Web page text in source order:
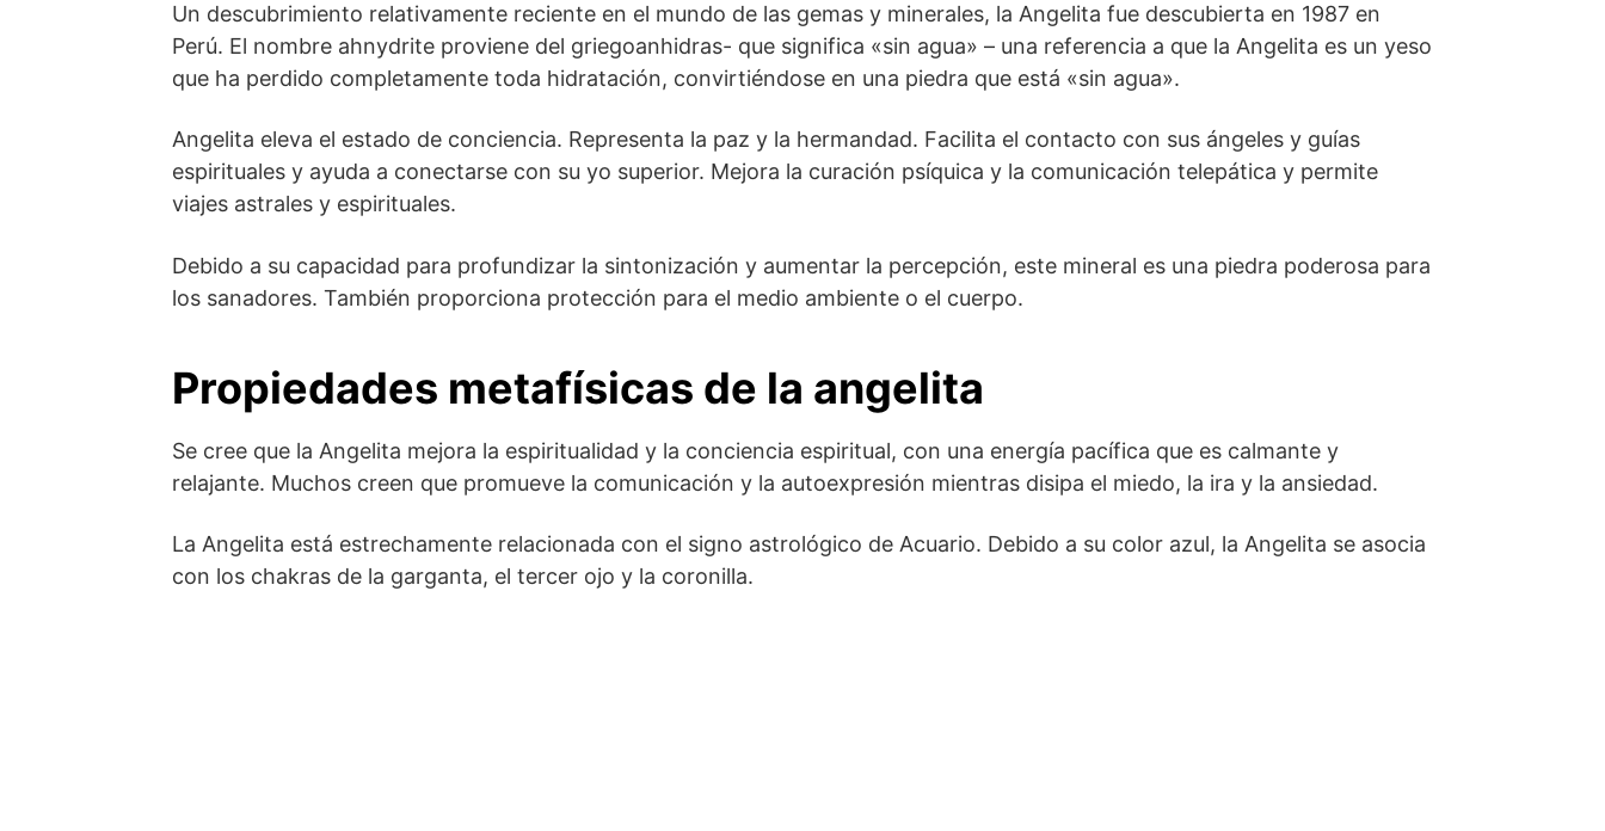
Un descubrimiento relativamente reciente en el mundo de las gemas y minerales, la Angelita fue descubierta en 1987 en
Perú. El nombre ahnydrite proviene del griegoanhidras- que significa «sin agua» – una referencia a que la Angelita es un yeso
que ha perdido completamente toda hidratación, convirtiéndose en una piedra que está «sin agua».
Angelita eleva el estado de conciencia. Representa la paz y la hermandad. Facilita el contacto con sus ángeles y guías
espirituales y ayuda a conectarse con su yo superior. Mejora la curación psíquica y la comunicación telepática y permite
viajes astrales y espirituales.
Debido a su capacidad para profundizar la sintonización y aumentar la percepción, este mineral es una piedra poderosa para
los sanadores. También proporciona protección para el medio ambiente o el cuerpo.
Propiedades metafísicas de la angelita
Se cree que la Angelita mejora la espiritualidad y la conciencia espiritual, con una energía pacífica que es calmante y
relajante. Muchos creen que promueve la comunicación y la autoexpresión mientras disipa el miedo, la ira y la ansiedad.
La Angelita está estrechamente relacionada con el signo astrológico de Acuario. Debido a su color azul, la Angelita se asocia
con los chakras de la garganta, el tercer ojo y la coronilla.